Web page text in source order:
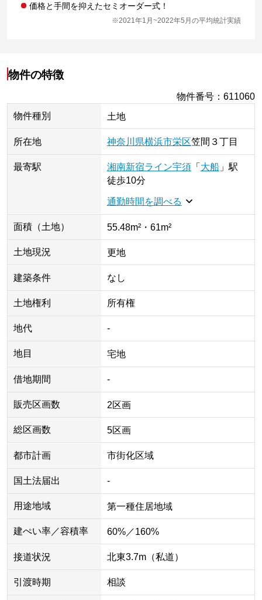
価格と手間を抑えたセミオーダー式！
※2021年1月~2022年5月の平均統計実績
物件の特徴
物件番号 ：611060
物件種別
土地
所在地 神奈川県横浜市栄区笠間 ３丁目
最寄駅 湘南新宿ライン宇須「 大船」駅
徒歩10分
通勤時間を調べる
面積（土地） 55.48m²・61m²
土地現況 更地
建築条件 なし
土地権利 所有権
地代 -
地目 宅地
借地期間 -
販売区画数 2区画
総区画数 5区画
都市計画 市街化区域
国土法届出 -
用途地域 第一種住居地域
建ぺい率／容積率 60%／160%
接道状況 北東3.7m（私道）
引渡時期 相談